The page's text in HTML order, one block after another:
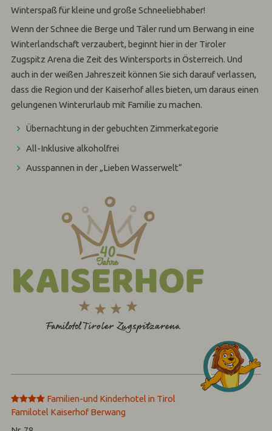
Winterspaß für kleine und große Schneeliebhaber!
Wenn der Schnee die Berge und Täler rund um Berwang in eine
Winterlandschaft verzaubert, beginnt hier in der Tiroler
Zugspitz Arena die Zeit des Wintersports in Österreich. Und
auch in der weißen Jahreszeit können Sie sich darauf verlassen,
dass die Region und der Kaiserhof alles bieten, um daraus einen
gelungenen Winterurlaub mit Familie zu machen.
Übernachtung in der gebuchten Zimmerkategorie
All-Inklusive alkoholfrei
Ausspannen in der „Lieben Wasserwelt“
****
Familien-und Kinderhotel in Tirol
Familotel Kaiserhof Berwang